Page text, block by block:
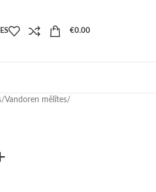
€0.00
/Vandoren mēlītes/